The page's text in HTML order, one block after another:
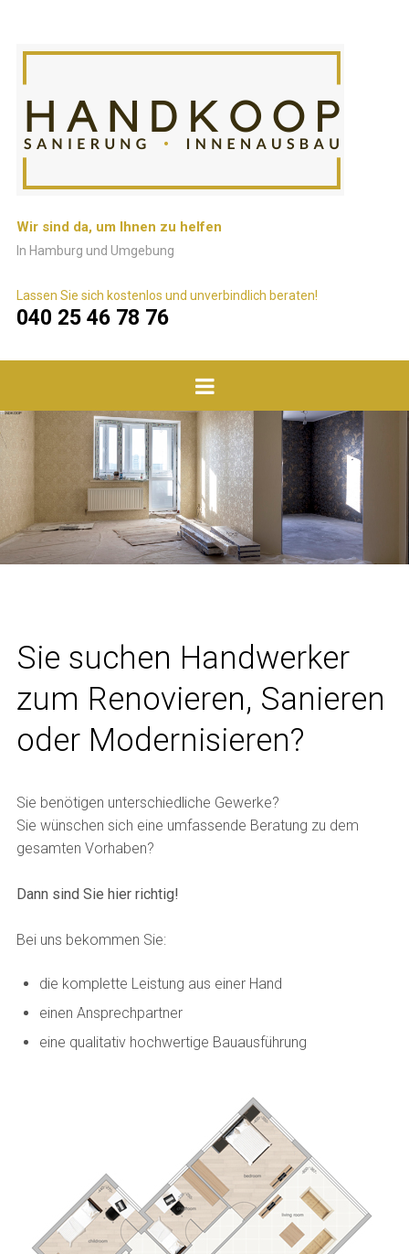
Wir sind da, um Ihnen zu helfen
In Hamburg und Umgebung
Lassen Sie sich kostenlos und unverbindlich beraten!
040 25 46 78 76
HANDKOOP
Sie suchen Handwerker
zum Renovieren, Sanieren
oder Modernisieren?
Sie benötigen unterschiedliche Gewerke?
Sie wünschen sich eine umfassende Beratung zu dem
gesamten Vorhaben?
Dann sind Sie hier richtig!
Bei uns bekommen Sie:
die komplette Leistung aus einer Hand
einen Ansprechpartner
eine qualitativ hochwertige Bauausführung